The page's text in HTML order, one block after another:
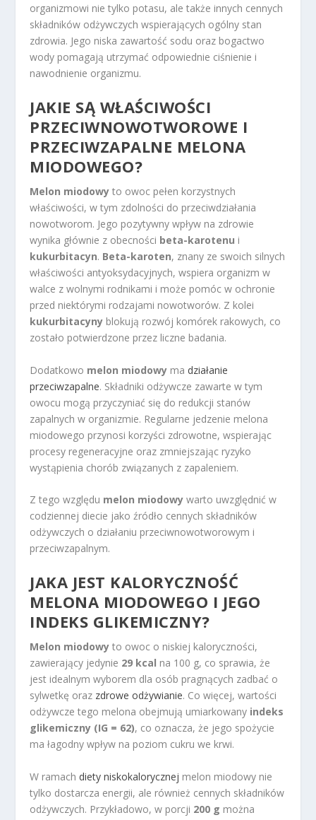
organizmowi nie tylko potasu, ale także innych cennych
składników odżywczych wspierających ogólny stan
zdrowia. Jego niska zawartość sodu oraz bogactwo
wody pomagają utrzymać odpowiednie ciśnienie i
nawodnienie organizmu.
JAKIE SĄ WŁAŚCIWOŚCI
PRZECIWNOWOTWOROWE I
PRZECIWZAPALNE MELONA
MIODOWEGO?
Melon miodowy to owoc pełen korzystnych
właściwości, w tym zdolności do przeciwdziałania
nowotworom. Jego pozytywny wpływ na zdrowie
wynika głównie z obecności beta-karotenu i
kukurbitacyn. Beta-karoten, znany ze swoich silnych
właściwości antyoksydacyjnych, wspiera organizm w
walce z wolnymi rodnikami i może pomóc w ochronie
przed niektórymi rodzajami nowotworów. Z kolei
kukurbitacyny blokują rozwój komórek rakowych, co
zostało potwierdzone przez liczne badania.
Dodatkowo melon miodowy ma działanie
przeciwzapalne. Składniki odżywcze zawarte w tym
owocu mogą przyczyniać się do redukcji stanów
zapalnych w organizmie. Regularne jedzenie melona
miodowego przynosi korzyści zdrowotne, wspierając
procesy regeneracyjne oraz zmniejszając ryzyko
wystąpienia chorób związanych z zapaleniem.
Z tego względu melon miodowy warto uwzględnić w
codziennej diecie jako źródło cennych składników
odżywczych o działaniu przeciwnowotworowym i
przeciwzapalnym.
JAKA JEST KALORYCZNOŚĆ
MELONA MIODOWEGO I JEGO
INDEKS GLIKEMICZNY?
Melon miodowy to owoc o niskiej kaloryczności,
zawierający jedynie 29 kcal na 100 g, co sprawia, że
jest idealnym wyborem dla osób pragnących zadbać o
sylwetkę oraz zdrowe odżywianie. Co więcej, wartości
odżywcze tego melona obejmują umiarkowany indeks
glikemiczny (IG = 62), co oznacza, że jego spożycie
ma łagodny wpływ na poziom cukru we krwi.
W ramach diety niskokalorycznej melon miodowy nie
tylko dostarcza energii, ale również cennych składników
odżywczych. Przykładowo, w porcji 200 g można